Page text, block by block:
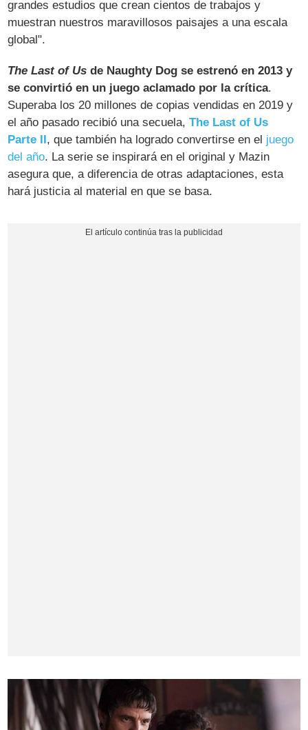
grandes estudios que crean cientos de trabajos y
muestran nuestros maravillosos paisajes a una escala
global".
The Last of Us de Naughty Dog se estrenó en 2013 y
se convirtió en un juego aclamado por la crítica.
Superaba los 20 millones de copias vendidas en 2019 y
el año pasado recibió una secuela,The Last of Us
Parte II , que también ha logrado convertirse en el juego
del año. La serie se inspirará en el original y Mazin
asegura que, a diferencia de otras adaptaciones, esta
hará justicia al material en que se basa.